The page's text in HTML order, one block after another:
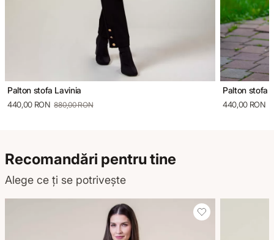
Palton stofa Lavinia
440,00 RON 880,00 RON
Palton stofa
440,00 RON
Recomandări pentru tine
Alege ce ți se potrivește